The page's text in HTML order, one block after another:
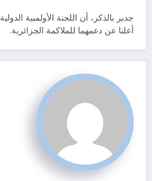
جدير بالذكر، أن اللجنة الأولمبية
أعلنا عن دعمهما للملاكمة الجزائرية.